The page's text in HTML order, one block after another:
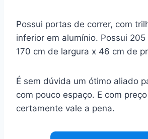
Possui portas de correr, com
inferior em alumínio. Possui
170 cm de largura x 46 cm de
É sem dúvida um ótimo aliado
com pouco espaço. E com
certamente vale a pena.